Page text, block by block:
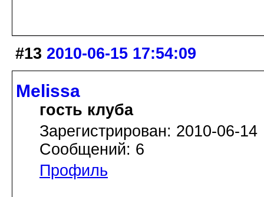
#13 2010-06-15 17:54:09
Melissa
гость клуба
Зарегистрирован: 2010-06-14
Сообщений: 6
Профиль